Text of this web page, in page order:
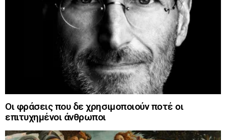
Οι φράσεις που δε χρησιμοποιούν ποτέ οι
επιτυχημένοι άνθρωποι